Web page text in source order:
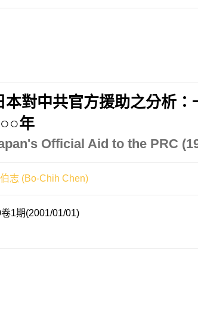
本對中共官方援助之分析
年
Official Aid to the PRC
志 (Bo-Chih Chen)
1期(2001/01/01)